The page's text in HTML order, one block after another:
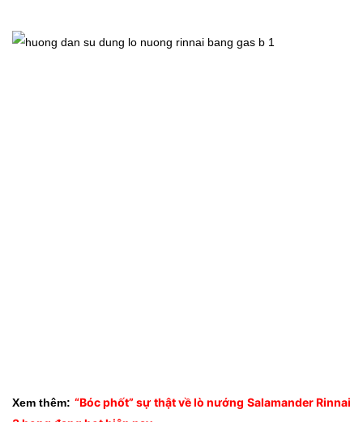
Xem thêm: “Bóc phốt” sự thật về lò nướng Salamander Rinnai